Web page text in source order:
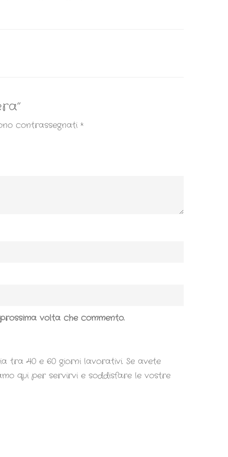
contrassegnati *
volta che commento.
tra 40 e 60 giorni lavorativi. Se avete
qui per servirvi e soddisfare le vostre